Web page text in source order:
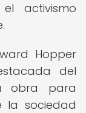
activismo
Hopper
del
obra para
la sociedad